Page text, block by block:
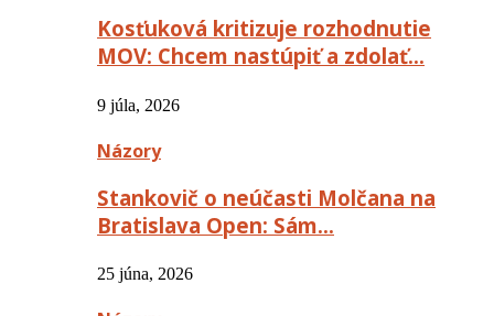
Kosťuková kritizuje rozhodnutie
MOV: Chcem nastúpiť a zdolať…
9 júla, 2026
Názory
Stankovič o neúčasti Molčana na
Bratislava Open: Sám…
25 júna, 2026